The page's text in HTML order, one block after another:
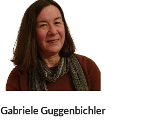
Gabriele Guggenbichler